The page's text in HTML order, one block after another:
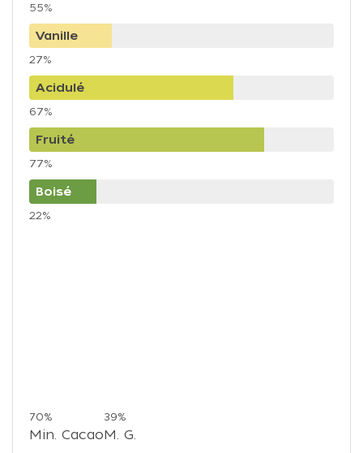
55%
Vanille
27%
Acidulé
67%
Fruité
77%
Boisé
22%
70%
Min. Cacao
39%
M. G.